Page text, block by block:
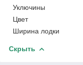
Уключины
Цвет
Ширина лодки
Скрыть